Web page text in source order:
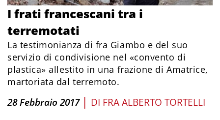
I frati francescani tra i
terremotati
La testimonianza di fra Giambo e del suo
servizio di condivisione nel «convento di
plastica» allestito in una frazione di Amatrice,
martoriata dal terremoto.
28 Febbraio 2017 | DI FRA ALBERTO TORTELLI